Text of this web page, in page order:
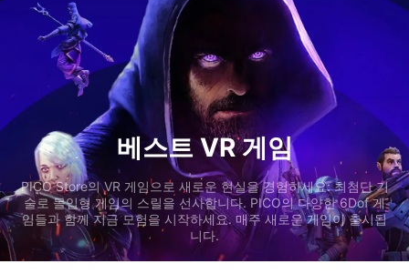
베스트 VR 게임
PICO Store의 VR 게임으로 새로운 현실을 경험하세요: 최첨단 기
술로 몰입형 게임의 스릴을 선사합니다. PICO의 다양한 6Dof 게
임들과 함께 지금 모험을 시작하세요. 매주 새로운 게임이 출시됩
니다.